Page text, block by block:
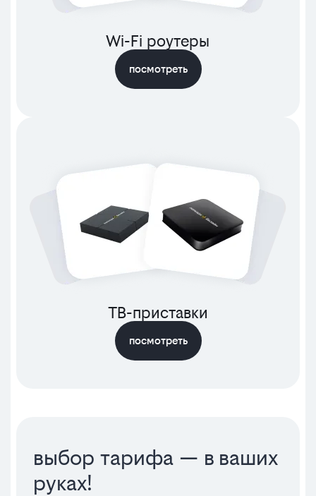
Wi-Fi роутеры
посмотреть
ТВ-приставки
посмотреть
выбор тарифа — в ваших
руках!